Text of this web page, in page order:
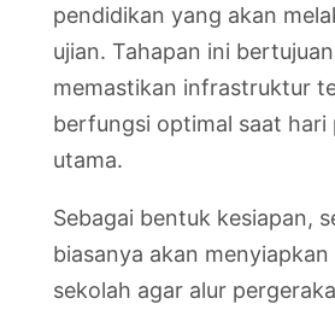
pendidikan yang akan
ujian. Tahapan ini
memastikan infrastruktur
berfungsi optimal saat hari
utama.
Sebagai bentuk kesiapan,
biasanya akan menyiapkan
sekolah agar alur